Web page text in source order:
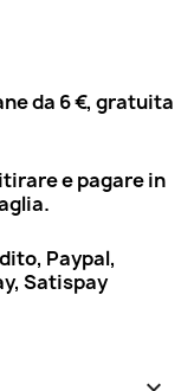
da 6 €, gratuita
e pagare in
Paypal,
Satispay